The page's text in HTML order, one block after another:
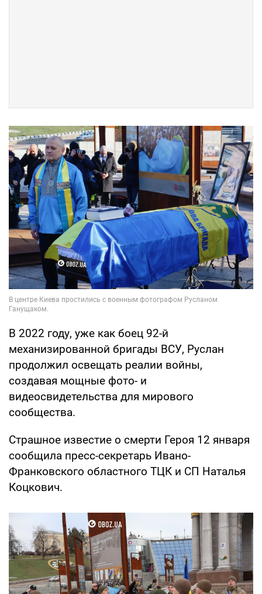
В 2022 году, уже как боец 92-й
механизированной бригады ВСУ, Руслан
продолжил освещать реалии войны,
создавая мощные фото- и
видеосвидетельства для мирового
сообщества.
Страшное известие о смерти Героя 12 января
сообщила пресс-секретарь Ивано-
Франковского областного ТЦК и СП Наталья
Коцкович.